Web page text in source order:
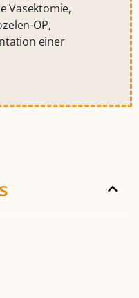
Vasektomie,
OP,
einer